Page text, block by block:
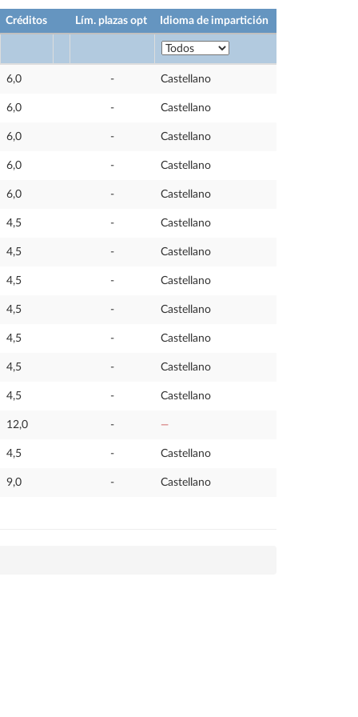
Créditos Lím. plazas opt Idioma de impartición
6,0 - Castellano
6,0 - Castellano
6,0 - Castellano
6,0 - Castellano
6,0 - Castellano
4,5 - Castellano
4,5 - Castellano
4,5 - Castellano
4,5 - Castellano
4,5 - Castellano
4,5 - Castellano
4,5 - Castellano
12,0 - —
4,5 - Castellano
9,0 - Castellano